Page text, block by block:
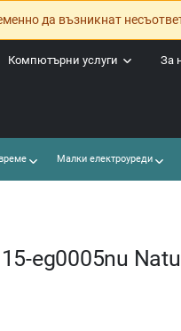
да възникнат
За
Компютърни услуги
Малки електроуреди
eg0005nu